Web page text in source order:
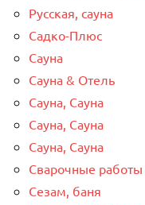
Русская, сауна
Садко-Плюс
Сауна
Сауна & Отель
Сауна, Сауна
Сауна, Сауна
Сауна, Сауна
Сварочные работы
Сезам, баня